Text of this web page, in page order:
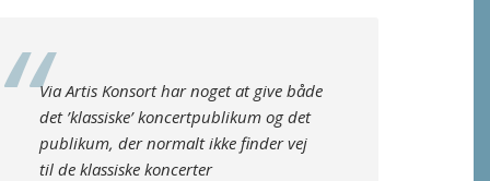
Via Artis Konsort har noget at give både
det ’klassiske’ koncertpublikum og det
publikum, der normalt ikke finder vej
til de klassiske koncerter